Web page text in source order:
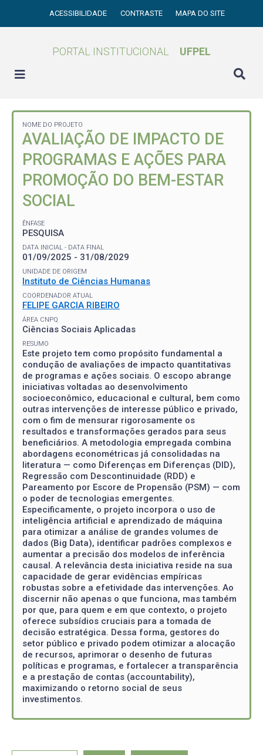
ACESSIBILIDADE CONTRASTE MAPA DO SITE
PORTAL INSTITUCIONAL UFPEL
NOME DO PROJETO
AVALIAÇÃO DE IMPACTO DE
PROGRAMAS E AÇÕES PARA
PROMOÇÃO DO BEM-ESTAR
SOCIAL
ÊNFASE
PESQUISA
DATA INICIAL - DATA FINAL
01/09/2025 - 31/08/2029
UNIDADE DE ORIGEM
Instituto de Ciências Humanas
COORDENADOR ATUAL
FELIPE GARCIA RIBEIRO
ÁREA CNPQ
Ciências Sociais Aplicadas
RESUMO
Este projeto tem como propósito fundamental a
condução de avaliações de impacto quantitativas
de programas e ações sociais. O escopo abrange
iniciativas voltadas ao desenvolvimento
socioeconômico, educacional e cultural, bem como
outras intervenções de interesse público e privado,
com o fim de mensurar rigorosamente os
resultados e transformações gerados para seus
beneficiários. A metodologia empregada combina
abordagens econométricas já consolidadas na
literatura — como Diferenças em Diferenças (DID),
Regressão com Descontinuidade (RDD) e
Pareamento por Escore de Propensão (PSM) — com
o poder de tecnologias emergentes.
Especificamente, o projeto incorpora o uso de
inteligência artificial e aprendizado de máquina
para otimizar a análise de grandes volumes de
dados (Big Data), identificar padrões complexos e
aumentar a precisão dos modelos de inferência
causal. A relevância desta iniciativa reside na sua
capacidade de gerar evidências empíricas
robustas sobre a efetividade das intervenções. Ao
discernir não apenas o que funciona, mas também
por que, para quem e em que contexto, o projeto
oferece subsídios cruciais para a tomada de
decisão estratégica. Dessa forma, gestores do
setor público e privado podem otimizar a alocação
de recursos, aprimorar o desenho de futuras
políticas e programas, e fortalecer a transparência
e a prestação de contas (accountability),
maximizando o retorno social de seus
investimentos.